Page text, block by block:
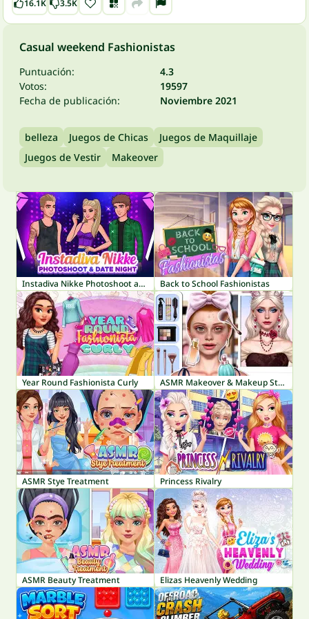
16.1K 3.5K
Casual weekend Fashionistas
Puntuación:
4.3
Votos:
19597
Fecha de publicación:
Noviembre 2021
belleza Juegos de Chicas
Juegos de Maquillaje
Juegos de Vestir
Makeover
Instadiva Nikke Photoshoot and Date Night Back to School Fashionistas
Year Round Fashionista Curly ASMR Makeover & Makeup Studio
ASMR Stye Treatment Princess Rivalry
ASMR Beauty Treatment Elizas Heavenly Wedding